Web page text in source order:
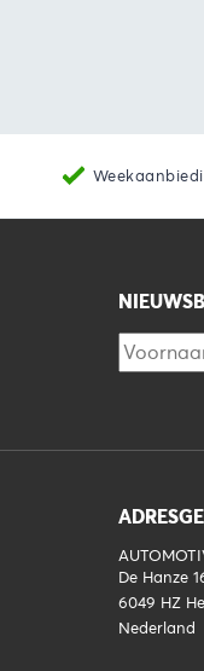
De Hanze
6049 HZ
Nederland